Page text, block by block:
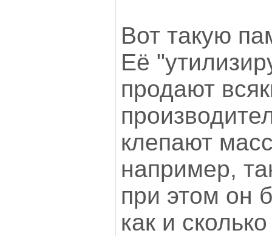
Вот такую
Её
продают
клепают
например,
при этом он
как и